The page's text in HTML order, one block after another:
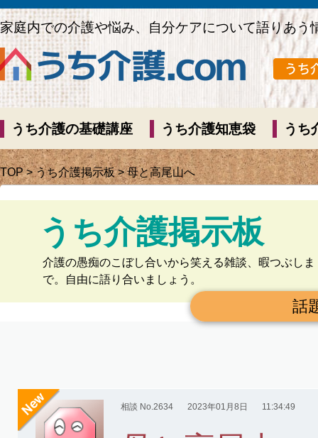
家庭内での介護や悩み、自分ケアについて語りあう
うち介護の基礎講座 うち介護知恵袋 うち
TOP>うち介護掲示板> 母と高尾山へ
うち介護掲示板
介護の愚痴のこぼし合いから笑える雑談、暇つぶしま
で。自由に語り合いましょう。
話
相談 No.2634 2023年01月8日 11:34:49